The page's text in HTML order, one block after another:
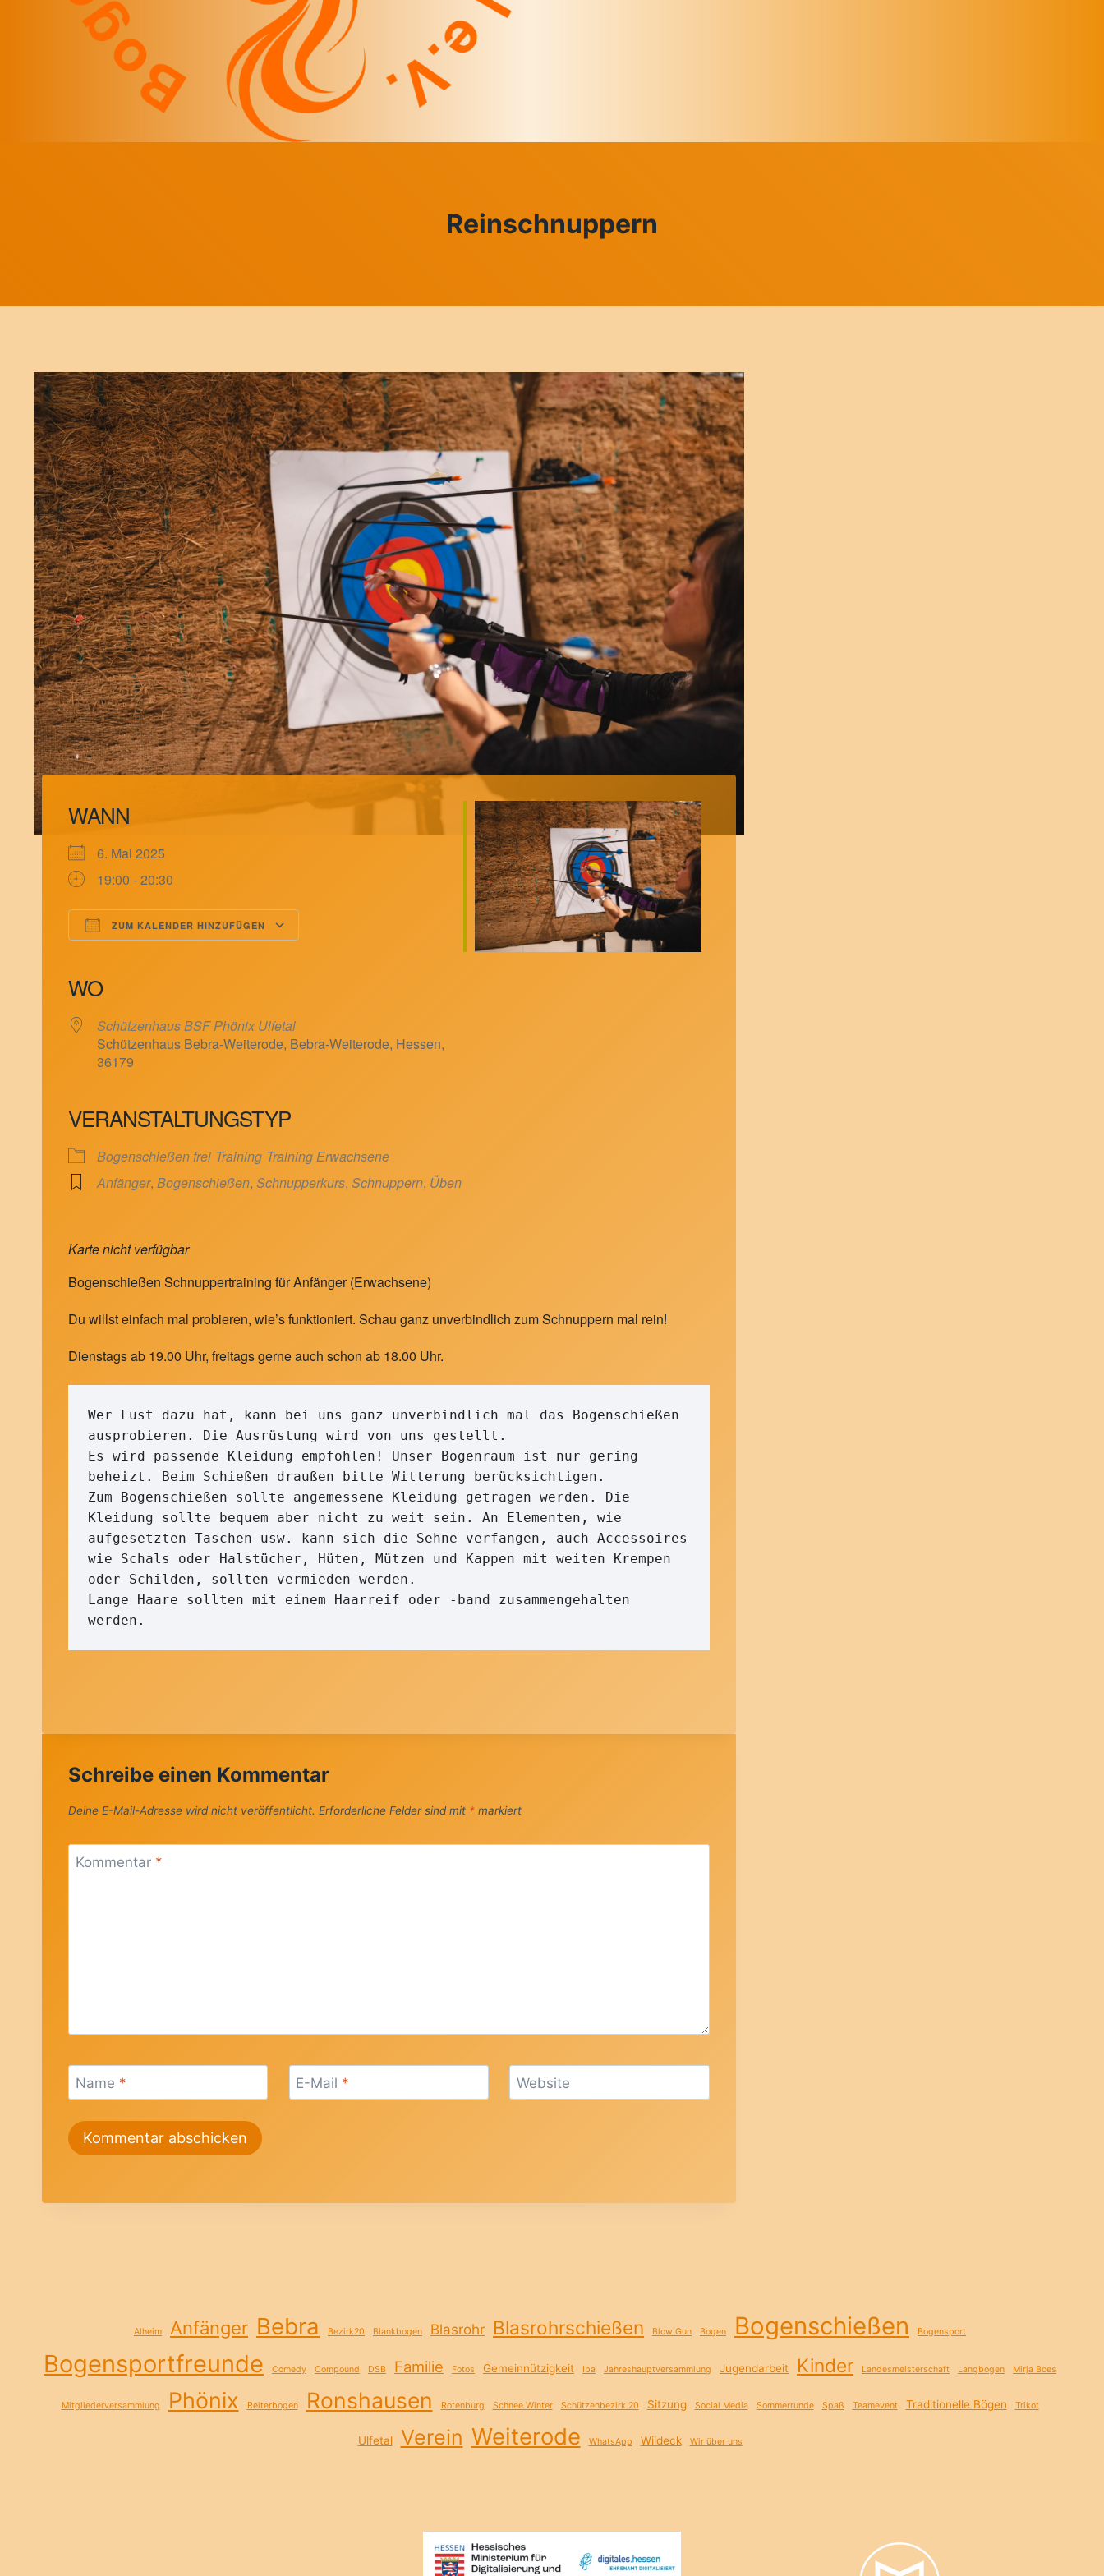
Reinschnuppern
WANN
6. Mai 2025
19:00 - 20:30
ZUM KALENDER HINZUFÜGEN
WO
Schützenhaus BSF Phönix Ulfetal
Schützenhaus Bebra-Weiterode, Bebra-Weiterode, Hessen,
36179
VERANSTALTUNGSTYP
Bogenschießen frei Training Training Erwachsene
Anfänger, Bogenschießen, Schnupperkurs, Schnuppern, Üben
Karte nicht verfügbar
Bogenschießen Schnuppertraining für Anfänger (Erwachsene)
Du willst einfach mal probieren, wie’s funktioniert. Schau ganz unverbindlich zum Schnuppern mal rein!
Dienstags ab 19.00 Uhr, freitags gerne auch schon ab 18.00 Uhr.
Wer Lust dazu hat, kann bei uns ganz unverbindlich mal das Bogenschießen
ausprobieren. Die Ausrüstung wird von uns gestellt.
Es wird passende Kleidung empfohlen! Unser Bogenraum ist nur gering
beheizt. Beim Schießen draußen bitte Witterung berücksichtigen.
Zum Bogenschießen sollte angemessene Kleidung getragen werden. Die
Kleidung sollte bequem aber nicht zu weit sein. An Elementen, wie
aufgesetzten Taschen usw. kann sich die Sehne verfangen, auch Accessoires
wie Schals oder Halstücher, Hüten, Mützen und Kappen mit weiten Krempen
oder Schilden, sollten vermieden werden.
Lange Haare sollten mit einem Haarreif oder -band zusammengehalten
werden.
Schreibe einen Kommentar
Deine E-Mail-Adresse wird nicht veröffentlicht. Erforderliche Felder sind mit * markiert
Kommentar *
Name * E-Mail * Website
Alheim Anfänger Bebra Bezirk20 Blankbogen Blasrohr Blasrohrschießen Blow Gun Bogen Bogenschießen Bogensport
Bogensportfreunde Comedy Compound DSB Familie Fotos Gemeinnützigkeit Iba Jahreshauptversammlung Jugendarbeit Kinder Landesmeisterschaft Langbogen Mirja Boes
Mitgliederversammlung Phönix Reiterbogen Ronshausen Rotenburg Schnee Winter Schützenbezirk 20 Sitzung Social Media Sommerrunde Spaß Teamevent Traditionelle Bögen Trikot
Ulfetal Verein Weiterode WhatsApp Wildeck Wir über uns